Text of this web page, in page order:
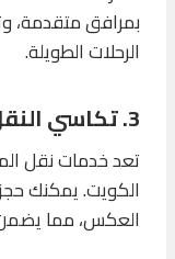
بمرافق متقدمة،
الرحلات الطويلة.
3. تكاسي النقل المطار
تعد خدمات نقل
الكويت. يمكنك
العكس، مما يضمن